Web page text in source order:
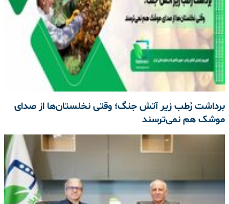
برداشت رُطب زیر آتش جنگ؛ وقتی نخلستان‌ها از صدای
موشک هم نمی‌ترسند